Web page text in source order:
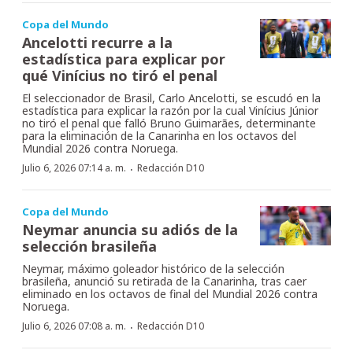
Copa del Mundo
Ancelotti recurre a la
estadística para explicar por
qué Vinícius no tiró el penal
El seleccionador de Brasil, Carlo Ancelotti, se escudó en la
estadística para explicar la razón por la cual Vinícius Júnior
no tiró el penal que falló Bruno Guimarães, determinante
para la eliminación de la Canarinha en los octavos del
Mundial 2026 contra Noruega.
Julio 6, 2026 07:14 a. m. · Redacción D10
Copa del Mundo
Neymar anuncia su adiós de la
selección brasileña
Neymar, máximo goleador histórico de la selección
brasileña, anunció su retirada de la Canarinha, tras caer
eliminado en los octavos de final del Mundial 2026 contra
Noruega.
Julio 6, 2026 07:08 a. m. · Redacción D10